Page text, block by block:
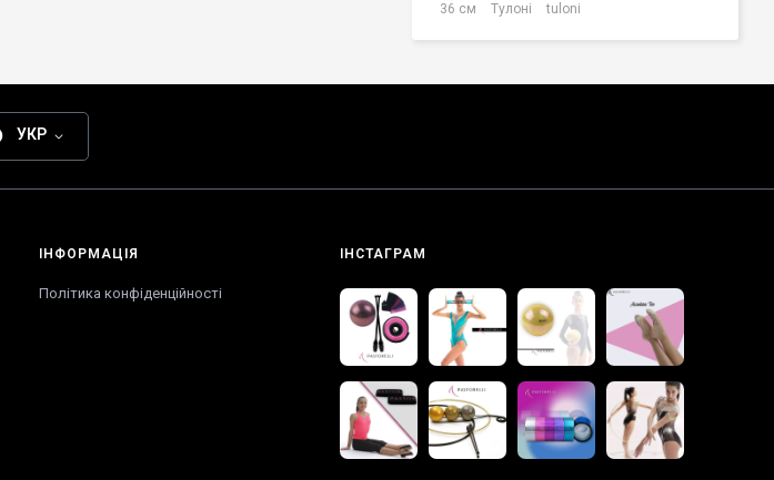
36 см
Тулоні tuloni
УКР
ІНФОРМАЦІЯ
Політика конфіденційності
ІНСТАГРАМ